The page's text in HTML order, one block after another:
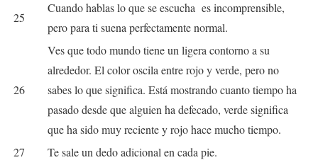
25
Cuando hablas lo que se escucha es incomprensible,
pero para ti suena perfectamente normal.
26
Ves que todo mundo tiene un ligera contorno a su
alrededor. El color oscila entre rojo y verde, pero no
sabes lo que significa. Está mostrando cuanto tiempo ha
pasado desde que alguien ha defecado, verde significa
que ha sido muy reciente y rojo hace mucho tiempo.
27
Te sale un dedo adicional en cada pie.